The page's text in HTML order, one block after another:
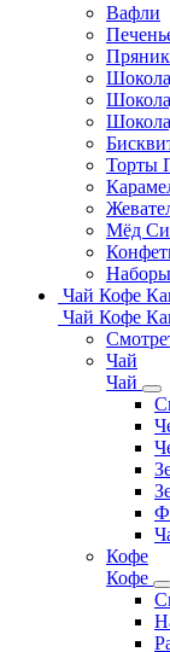
Вафли
Торты
Мёд
Чай Кофе
Чай Кофе
Чай
Чай
Кофе
Кофе